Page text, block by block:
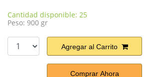
Cantidad disponible: 25
Peso: 900 gr
Agregar al Carrito
Comprar Ahora